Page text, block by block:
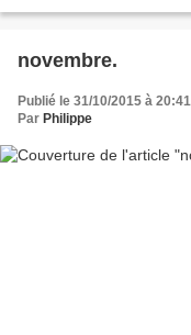
novembre.
Publié le 31/10/2015 à 20:41
Par Philippe